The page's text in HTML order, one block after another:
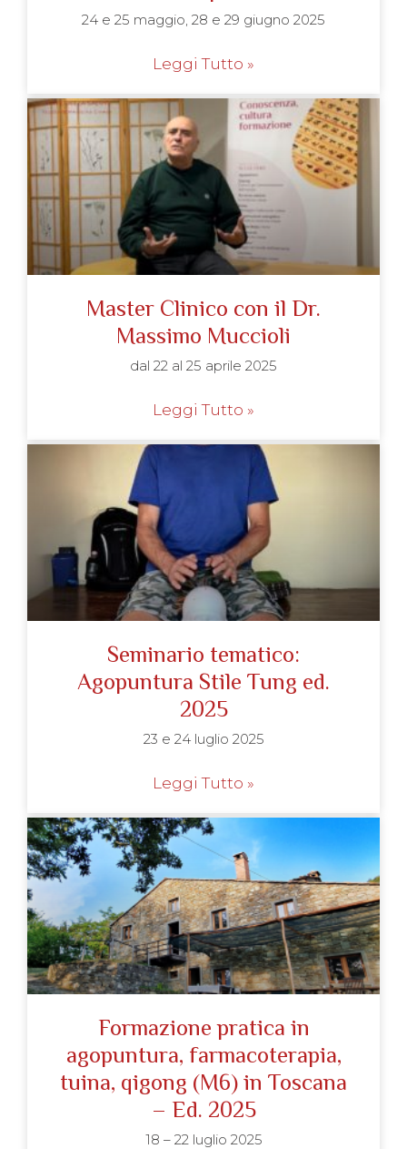
24 e 25 maggio, 28 e 29 giugno 2025
Leggi Tutto »
Master Clinico con il Dr.
Massimo Muccioli
dal 22 al 25 aprile 2025
Leggi Tutto »
Seminario tematico:
Agopuntura Stile Tung ed.
2025
23 e 24 luglio 2025
Leggi Tutto »
Formazione pratica in
agopuntura, farmacoterapia,
tuina, qigong (M6) in Toscana
– Ed. 2025
18 – 22 luglio 2025